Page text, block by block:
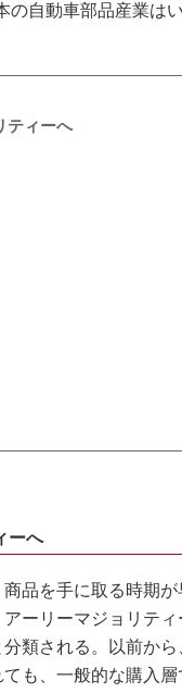
自動車部品産業は
ティーへ
ーへ
品を手に取る時期が
ーリーマジョリティ
類される。以前から
も、一般的な購入層